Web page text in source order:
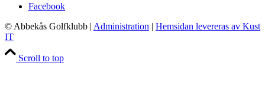
Facebook
© Abbekås Golfklubb | Administration | Hemsidan levereras av Kust
IT
Scroll to top